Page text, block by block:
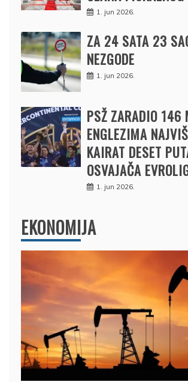
1. jun 2026.
ZA 24 SATA 23
NEZGODE
1. jun 2026.
PSŽ ZARADIO 146
ENGLEZIMA
KAIRAT DESET
OSVAJAČA
1. jun 2026.
EKONOMIJA